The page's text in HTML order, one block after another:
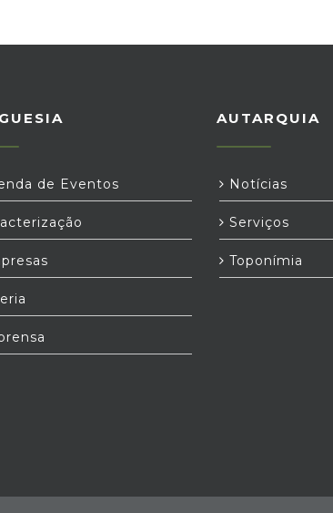
de Eventos
AUTARQUIA
Notícias
Serviços
Toponímia